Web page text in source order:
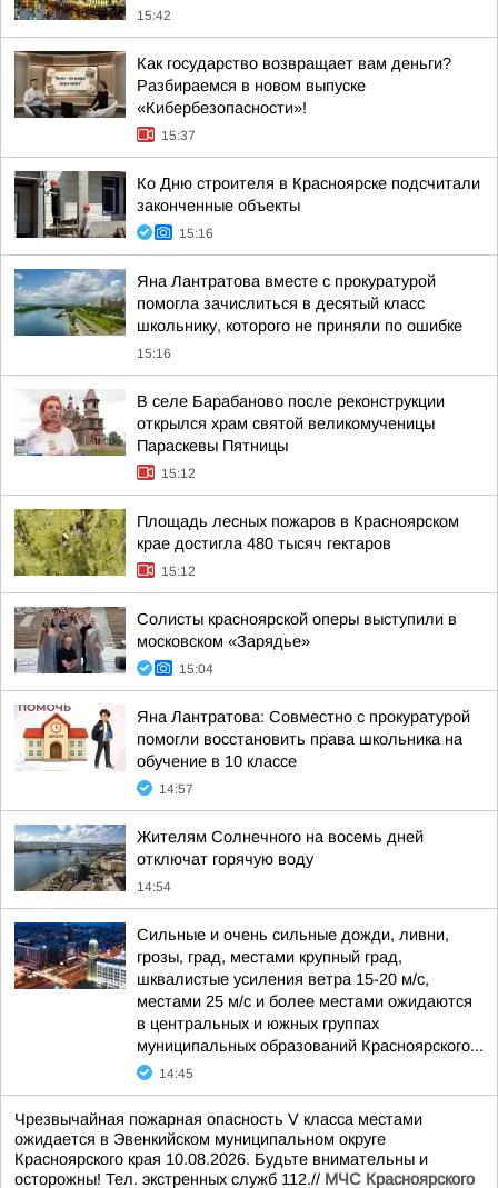
15:42
Как государство возвращает вам деньги?
Разбираемся в новом выпуске
«Кибербезопасности»!
15:37
Ко Дню строителя в Красноярске подсчитали
законченные объекты
15:16
Яна Лантратова вместе с прокуратурой
помогла зачислиться в десятый класс
школьнику, которого не приняли по ошибке
15:16
В селе Барабаново после реконструкции
открылся храм святой великомученицы
Параскевы Пятницы
15:12
Площадь лесных пожаров в Красноярском
крае достигла 480 тысяч гектаров
15:12
Солисты красноярской оперы выступили в
московском «Зарядье»
15:04
Яна Лантратова: Совместно с прокуратурой
помогли восстановить права школьника на
обучение в 10 классе
14:57
Жителям Солнечного на восемь дней
отключат горячую воду
14:54
Сильные и очень сильные дожди, ливни,
грозы, град, местами крупный град,
шквалистые усиления ветра 15-20 м/с,
местами 25 м/с и более местами ожидаются
в центральных и южных группах
муниципальных образований Красноярского...
14:45
Чрезвычайная пожарная опасность V класса местами
ожидается в Эвенкийском муниципальном округе
Красноярского края 10.08.2026. Будьте внимательны и
осторожны! Тел. экстренных служб 112.// МЧС Красноярского